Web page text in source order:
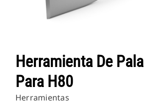
Herramienta De
Para H80
Herramientas